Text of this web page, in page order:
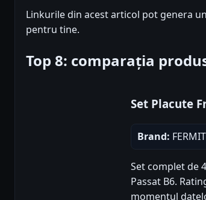
Linkurile din acest articol pot genera
pentru tine.
Top 8: comparația
Set Placute
Brand: FERMIT
Set complet de
Passat B6.
momentul